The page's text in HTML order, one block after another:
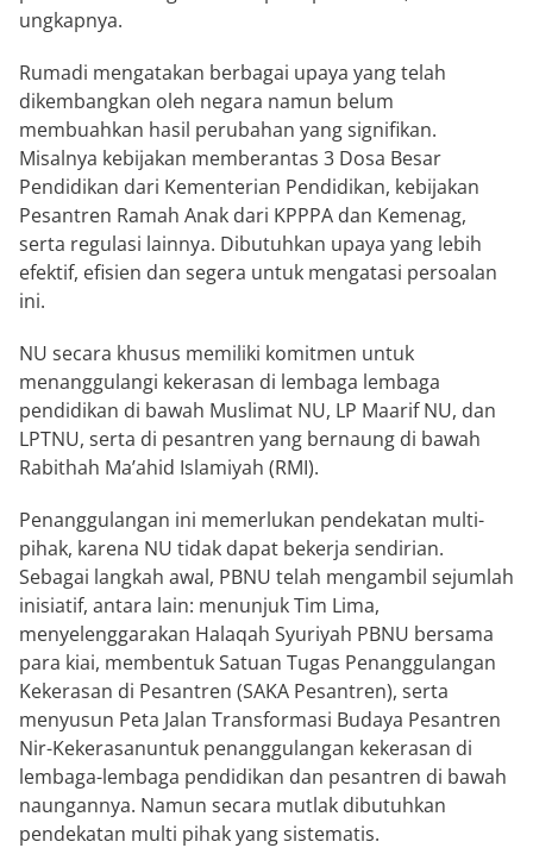
ungkapnya.
Rumadi mengatakan berbagai upaya yang telah
dikembangkan oleh negara namun belum
membuahkan hasil perubahan yang signifikan.
Misalnya kebijakan memberantas 3 Dosa Besar
Pendidikan dari Kementerian Pendidikan, kebijakan
Pesantren Ramah Anak dari KPPPA dan Kemenag,
serta regulasi lainnya. Dibutuhkan upaya yang lebih
efektif, efisien dan segera untuk mengatasi persoalan
ini.
NU secara khusus memiliki komitmen untuk
menanggulangi kekerasan di lembaga lembaga
pendidikan di bawah Muslimat NU, LP Maarif NU, dan
LPTNU, serta di pesantren yang bernaung di bawah
Rabithah Ma’ahid Islamiyah (RMI).
Penanggulangan ini memerlukan pendekatan multi-
pihak, karena NU tidak dapat bekerja sendirian.
Sebagai langkah awal, PBNU telah mengambil sejumlah
inisiatif, antara lain: menunjuk Tim Lima,
menyelenggarakan Halaqah Syuriyah PBNU bersama
para kiai, membentuk Satuan Tugas Penanggulangan
Kekerasan di Pesantren (SAKA Pesantren), serta
menyusun Peta Jalan Transformasi Budaya Pesantren
Nir-Kekerasanuntuk penanggulangan kekerasan di
lembaga-lembaga pendidikan dan pesantren di bawah
naungannya. Namun secara mutlak dibutuhkan
pendekatan multi pihak yang sistematis.